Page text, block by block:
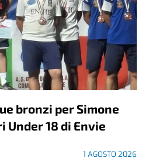
bronzi per Simone
Under 18 di Envie
1 AGOSTO 2026